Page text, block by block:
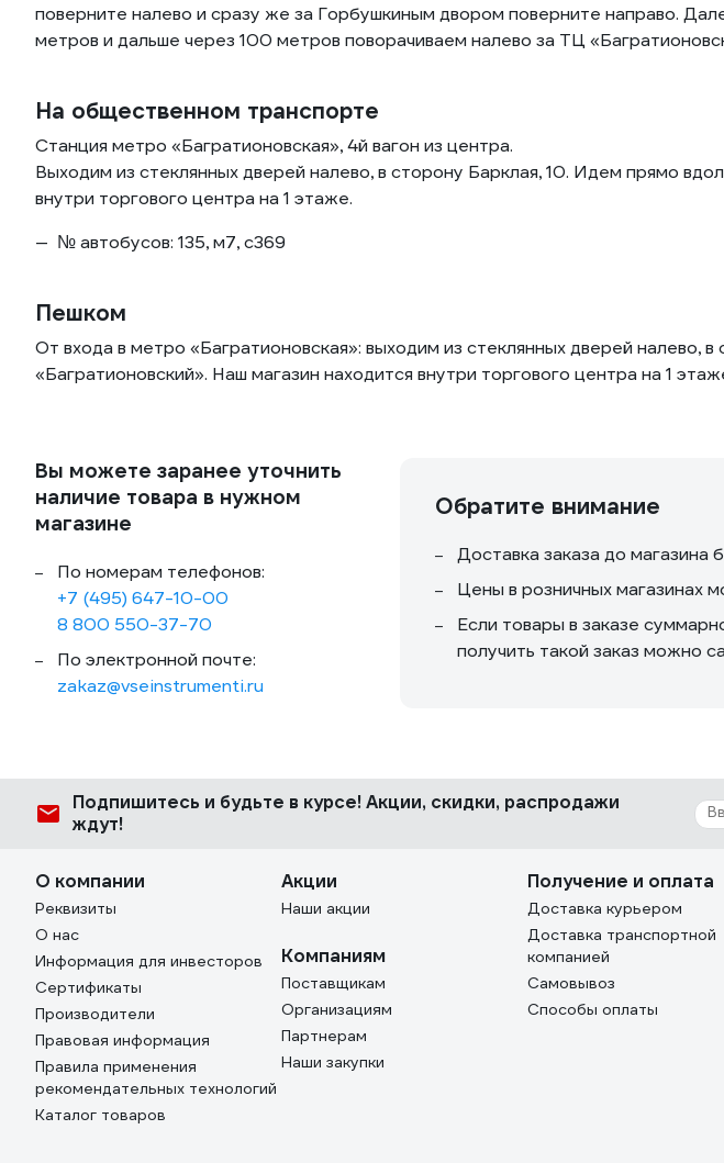
поверните налево и сразу же за Горбушкиным двором поверните направо.
метров и дальше через 100 метров поворачиваем налево за ТЦ
На общественном транспорте
Станция метро «Багратионовская», 4й вагон из центра.
Выходим из стеклянных дверей налево, в сторону Барклая, 10. Идем прямо
внутри торгового центра на 1 этаже.
№ автобусов: 135, м7, с369
Пешком
От входа в метро «Багратионовская»: выходим из стеклянных дверей
«Багратионовский». Наш магазин находится внутри торгового центра на 1
Вы можете заранее уточнить
наличие товара в нужном
магазине
По номерам телефонов:
+7 (495) 647-10-00
8 800 550-37-70
По электронной почте:
zakaz@vseinstrumenti.ru
Обратите внимание
Доставка заказа до магазина
Цены в розничных магазинах
Если товары в заказе
получить такой заказ можно
Подпишитесь и будьте в курсе! Акции, скидки, распродажи
ждут!
О компании
Реквизиты
О нас
Информация для инвесторов
Сертификаты
Производители
Правовая информация
Правила применения
рекомендательных технологий
Каталог товаров
Акции
Наши акции
Компаниям
Поставщикам
Организациям
Партнерам
Наши закупки
Получение и оплата
Доставка курьером
Доставка транспортной
компанией
Самовывоз
Способы оплаты